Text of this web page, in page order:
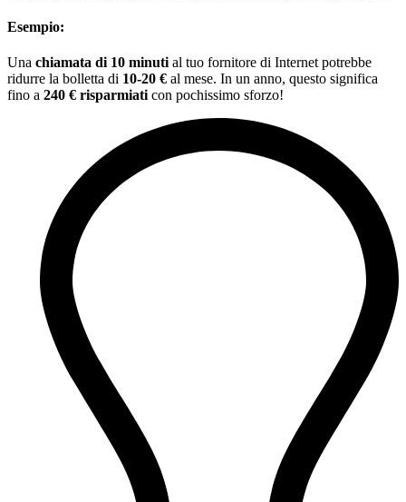
Esempio:
Una chiamata di 10 minuti al tuo fornitore di Internet potrebbe
ridurre la bolletta di 10-20 € al mese. In un anno, questo significa
fino a 240 € risparmiati con pochissimo sforzo!